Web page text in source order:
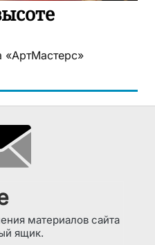
«АртМастерс»
материалов сайта
ящик.